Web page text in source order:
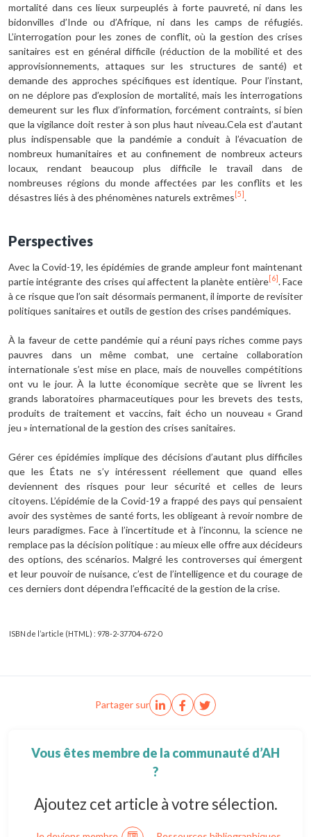
mortalité dans ces lieux surpeuplés à forte pauvreté, ni dans les
bidonvilles d’Inde ou d’Afrique, ni dans les camps de réfugiés.
L’interrogation pour les zones de conflit, où la gestion des crises
sanitaires est en général difficile (réduction de la mobilité et des
approvisionnements, attaques sur les structures de santé) et
demande des approches spécifiques est identique. Pour l’instant,
on ne déplore pas d’explosion de mortalité, mais les interrogations
demeurent sur les flux d’information, forcément contraints, si bien
que la vigilance doit rester à son plus haut niveau.Cela est d’autant
plus indispensable que la pandémie a conduit à l’évacuation de
nombreux humanitaires et au confinement de nombreux acteurs
locaux, rendant beaucoup plus difficile le travail dans de
nombreuses régions du monde affectées par les conflits et les
désastres liés à des phénomènes naturels extrêmes [5] .
Perspectives
Avec la Covid-19, les épidémies de grande ampleur font maintenant
partie intégrante des crises qui affectent la planète entière [6] . Face
à ce risque que l’on sait désormais permanent, il importe de revisiter
politiques sanitaires et outils de gestion des crises pandémiques.
À la faveur de cette pandémie qui a réuni pays riches comme pays
pauvres dans un même combat, une certaine collaboration
internationale s’est mise en place, mais de nouvelles compétitions
ont vu le jour. À la lutte économique secrète que se livrent les
grands laboratoires pharmaceutiques pour les brevets des tests,
produits de traitement et vaccins, fait écho un nouveau « Grand
jeu » international de la gestion des crises sanitaires.
Gérer ces épidémies implique des décisions d’autant plus difficiles
que les États ne s’y intéressent réellement que quand elles
deviennent des risques pour leur sécurité et celles de leurs
citoyens. L’épidémie de la Covid-19 a frappé des pays qui pensaient
avoir des systèmes de santé forts, les obligeant à revoir nombre de
leurs paradigmes. Face à l’incertitude et à l’inconnu, la science ne
remplace pas la décision politique : au mieux elle offre aux décideurs
des options, des scénarios. Malgré les controverses qui émergent
et leur pouvoir de nuisance, c’est de l’intelligence et du courage de
ces derniers dont dépendra l’efficacité de la gestion de la crise.
ISBN de l’article (HTML) : 978-2-37704-672-0
Partager sur
Vous êtes membre de la communauté d’AH
?
Ajoutez cet article à votre sélection.